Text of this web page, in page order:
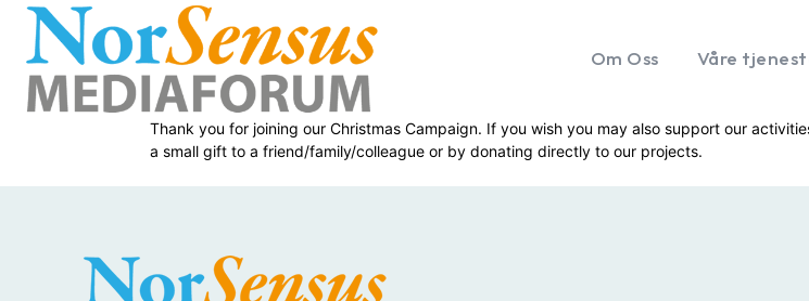
Om Oss Våre
Thank you for joining our Christmas Campaign. If you wish you may also support our
a small gift to a friend/family/colleague or by donating directly to our projects.